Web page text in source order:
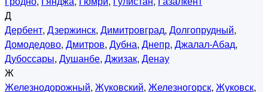
Д
Дербент, Дзержинск, Димитровград, Долгопрудный,
Домодедово, Дмитров, Дубна, Днепр, Джалал-Абад,
Дубоссары, Душанбе, Джизак, Денау
Ж
Железнодорожный, Жуковский, Железногорск, Жуковск,